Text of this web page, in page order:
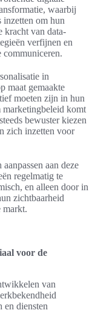
waarbij
om hun
kracht van data-
verfijnen en
communiceren.
in
maat gemaakte
moeten zijn in hun
marketingbeleid komt
bewuster kiezen
zich inzetten voor
aan deze
regelmatig te
en alleen door in
zichtbaarheid
markt.
voor de
van
en diensten